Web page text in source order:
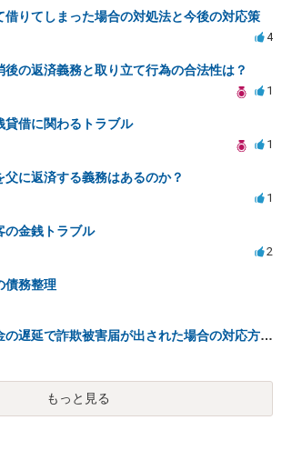
借りてしまった場合の対処法と今後の対応策
4
後の返済義務と取り立て行為の合法性は？
1
貸借に関わるトラブル
1
父に返済する義務はあるのか？
1
の金銭トラブル
2
債務整理
前払い金返金の遅延で詐欺被害届が出された場合の対応方法は？
もっと見る